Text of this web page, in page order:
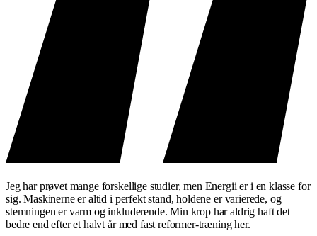
Jeg har prøvet mange forskellige studier, men Energii er i en klasse for
sig. Maskinerne er altid i perfekt stand, holdene er varierede, og
stemningen er varm og inkluderende. Min krop har aldrig haft det
bedre end efter et halvt år med fast reformer-træning her.